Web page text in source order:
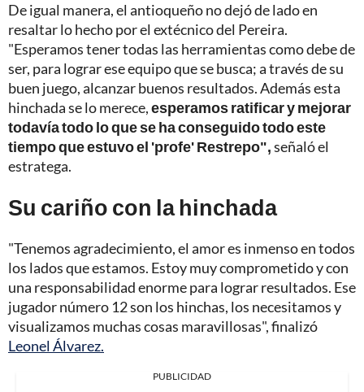
De igual manera, el antioqueño no dejó de lado en
resaltar lo hecho por el extécnico del Pereira.
"Esperamos tener todas las herramientas como debe de
ser, para lograr ese equipo que se busca; a través de su
buen juego, alcanzar buenos resultados. Además esta
hinchada se lo merece,esperamos ratificar y mejorar
todavía todo lo que se ha conseguido todo este
tiempo que estuvo el 'profe' Restrepo",señaló el
estratega.
Su cariño con la hinchada
"Tenemos agradecimiento, el amor es inmenso en todos
los lados que estamos. Estoy muy comprometido y con
una responsabilidad enorme para lograr resultados. Ese
jugador número 12 son los hinchas, los necesitamos y
visualizamos muchas cosas maravillosas", finalizó
Leonel Álvarez.
PUBLICIDAD